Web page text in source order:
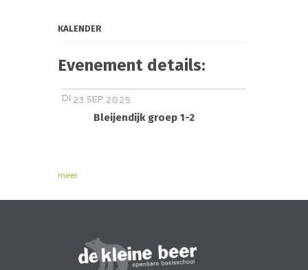
KALENDER
Evenement details:
DI 23 SEP 2025
Bleijendijk groep 1-2
meer